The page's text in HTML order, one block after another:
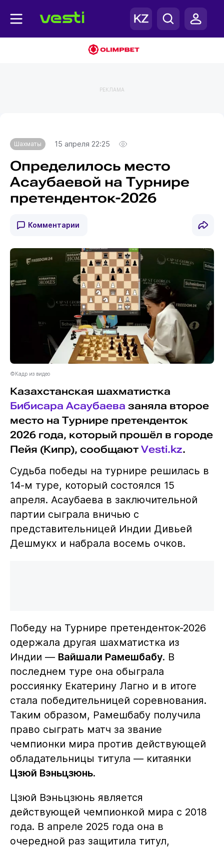
РЕКЛАМА
Шахматы 15 апреля 22:25
Определилось место
Асаубаевой на Турнире
претенденток-2026
Комментарии
©Кадр из видео
Казахстанская шахматистка
Бибисара Асаубаева заняла второе
место на Турнире претенденток
2026 года, который прошёл в городе
Пейя (Кипр), сообщают Vesti.kz.
Судьба победы на турнире решилась в
14-м туре, который состоялся 15
апреля. Асаубаева в заключительной
партии сыграла вничью с
представительницей Индии Дивьей
Дешмукх и набрала восемь очков.
Победу на Турнире претенденток-2026
одержала другая шахматистка из
Индии — Вайшали Рамешбабу. В
последнем туре она обыграла
россиянку Екатерину Лагно и в итоге
стала победительницей соревнования.
Таким образом, Рамешбабу получила
право сыграть матч за звание
чемпионки мира против действующей
обладательницы титула — китаянки
Цзюй Вэньцзюнь.
Цзюй Вэньцзюнь является
действующей чемпионкой мира с 2018
года. В апреле 2025 года она в
очередной раз защитила титул,